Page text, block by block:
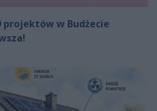
projektów w Budżecie